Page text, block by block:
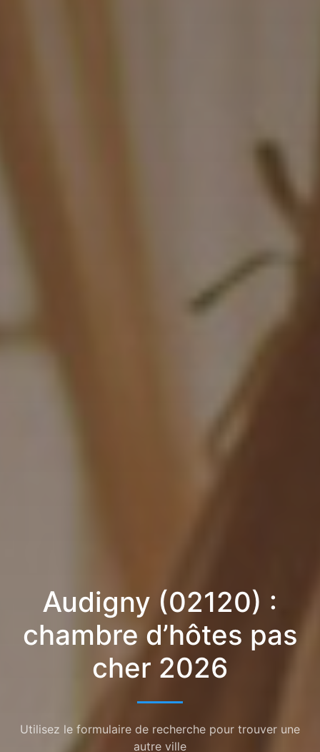
Audigny (02120) :
chambre d’hôtes pas
cher 2026
Utilisez le formulaire de recherche pour trouver une
autre ville